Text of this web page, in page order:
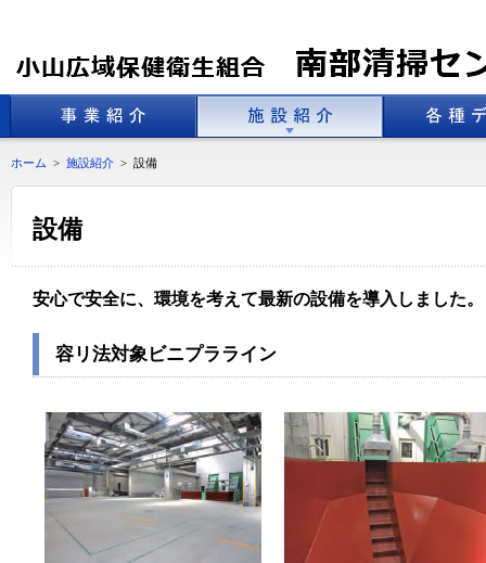
ホーム > 施設紹介 > 設備
設備
安心で安全に、環境を考えて最新の設備を導入しました。
容リ法対象ビニプラライン